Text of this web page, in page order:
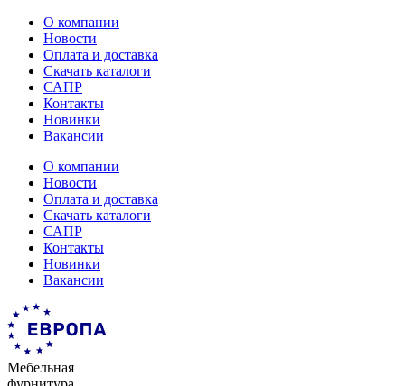
О компании
Новости
Оплата и доставка
Скачать каталоги
САПР
Контакты
Новинки
Вакансии
О компании
Новости
Оплата и доставка
Скачать каталоги
САПР
Контакты
Новинки
Вакансии
Мебельная